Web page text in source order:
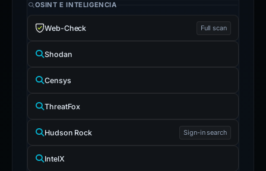
OSINT E INTELIGENCIA
Web-Check Full scan
Shodan
Censys
ThreatFox
Hudson Rock Sign-in search
IntelX